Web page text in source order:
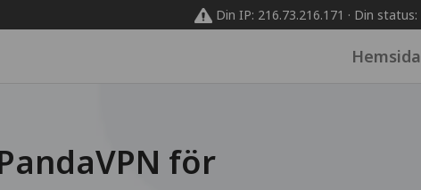
Din IP: 216.73.216.171 · Din status:
Hemsida
för